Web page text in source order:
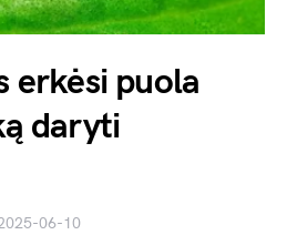
erkėsi puola
daryti
06-10